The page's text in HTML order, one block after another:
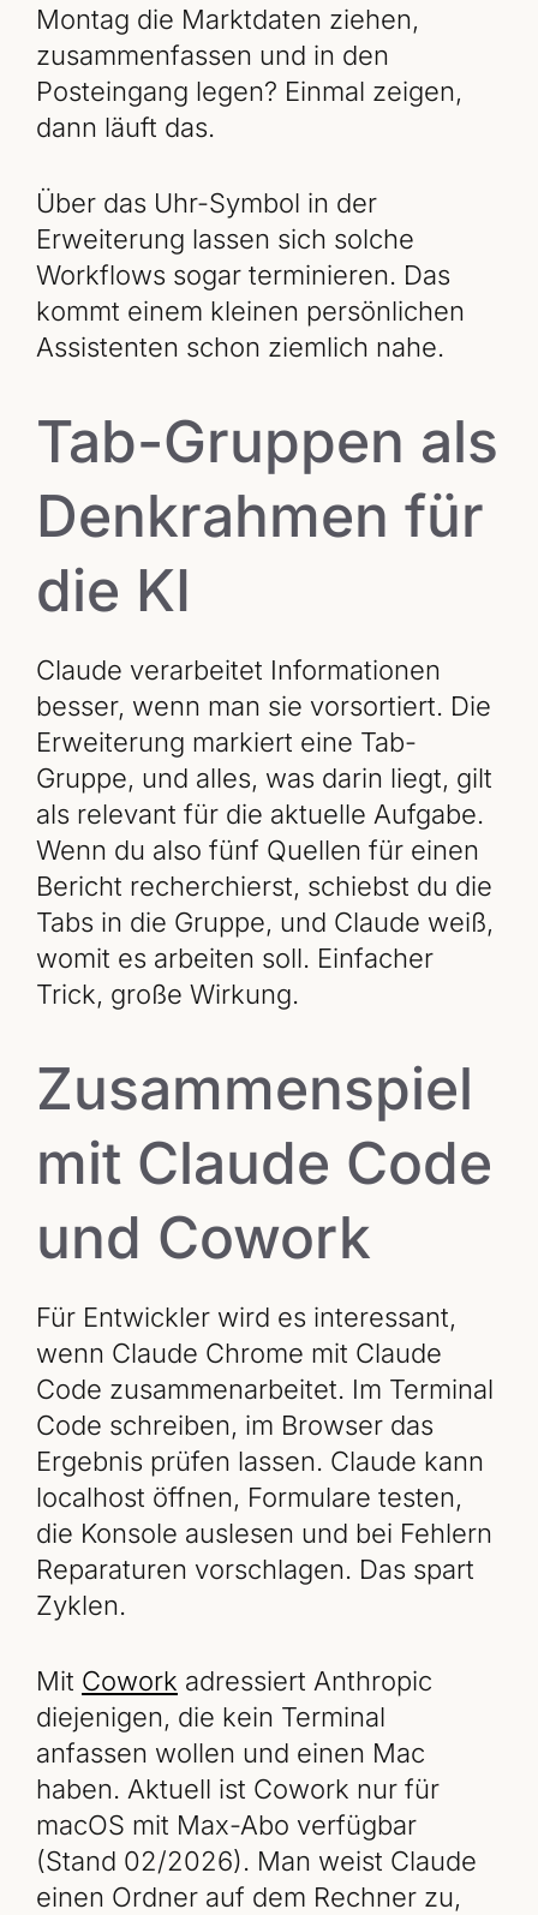
Montag die Marktdaten ziehen,
zusammenfassen und in den
Posteingang legen? Einmal zeigen,
dann läuft das.
Über das Uhr-Symbol in der
Erweiterung lassen sich solche
Workflows sogar terminieren. Das
kommt einem kleinen persönlichen
Assistenten schon ziemlich nahe.
Tab-Gruppen als
Denkrahmen für
die KI
Claude verarbeitet Informationen
besser, wenn man sie vorsortiert. Die
Erweiterung markiert eine Tab-
Gruppe, und alles, was darin liegt, gilt
als relevant für die aktuelle Aufgabe.
Wenn du also fünf Quellen für einen
Bericht recherchierst, schiebst du die
Tabs in die Gruppe, und Claude weiß,
womit es arbeiten soll. Einfacher
Trick, große Wirkung.
Zusammenspiel
mit Claude Code
und Cowork
Für Entwickler wird es interessant,
wenn Claude Chrome mit Claude
Code zusammenarbeitet. Im Terminal
Code schreiben, im Browser das
Ergebnis prüfen lassen. Claude kann
localhost öffnen, Formulare testen,
die Konsole auslesen und bei Fehlern
Reparaturen vorschlagen. Das spart
Zyklen.
Mit Cowork adressiert Anthropic
diejenigen, die kein Terminal
anfassen wollen und einen Mac
haben. Aktuell ist Cowork nur für
macOS mit Max-Abo verfügbar
(Stand 02/2026). Man weist Claude
einen Ordner auf dem Rechner zu,